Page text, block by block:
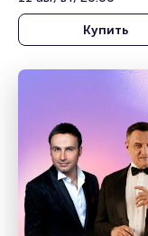
Купить